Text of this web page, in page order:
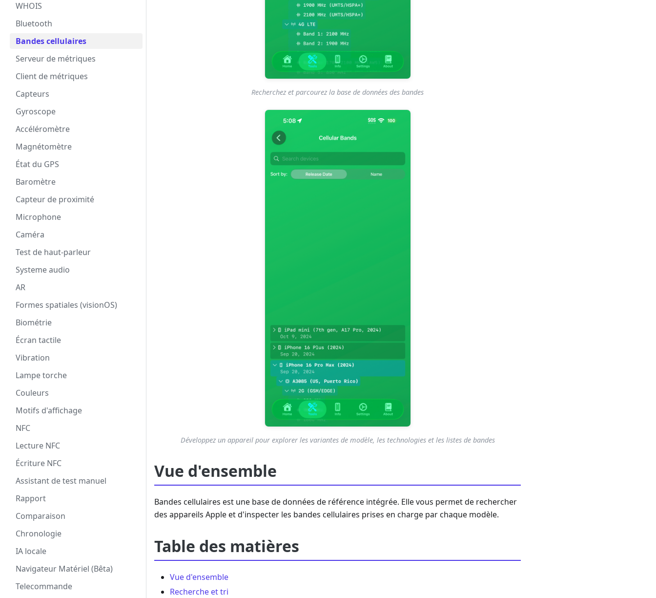
WHOIS
Bluetooth
Bandes cellulaires
Serveur de métriques
Client de métriques
Capteurs
Gyroscope
Accéléromètre
Magnétomètre
État du GPS
Baromètre
Capteur de proximité
Microphone
Caméra
Test de haut-parleur
Systeme audio
AR
Formes spatiales (visionOS)
Biométrie
Écran tactile
Vibration
Lampe torche
Couleurs
Motifs d'affichage
NFC
Lecture NFC
Écriture NFC
Assistant de test manuel
Rapport
Comparaison
Chronologie
IA locale
Navigateur Matériel (Bêta)
Telecommande
Recherchez et parcourez la base de données des bandes
Développez un appareil pour explorer les variantes de modèle, les technologies et les listes de bandes
Vue d'ensemble
Bandes cellulaires est une base de données de référence intégrée. Elle vous permet de rechercher
des appareils Apple et d'inspecter les bandes cellulaires prises en charge par chaque modèle.
Table des matières
Vue d'ensemble
Recherche et tri